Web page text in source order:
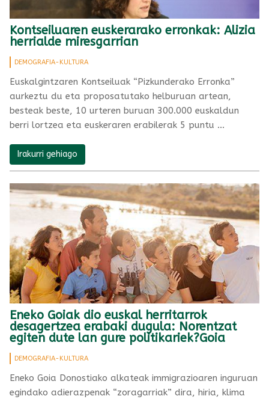
Kontseiluaren euskerarako erronkak: Alizia
herrialde miresgarrian
DEMOGRAFIA-KULTURA
Euskalgintzaren Kontseiluak “Pizkunderako Erronka”
aurkeztu du eta proposatutako helburuan artean,
besteak beste, 10 urteren buruan 300.000 euskaldun
berri lortzea eta euskeraren erabilerak 5 puntu …
Irakurri gehiago
Eneko Goiak dio euskal herritarrok
desagertzea erabaki dugula: Norentzat
egiten dute lan gure politikariek?Goia
DEMOGRAFIA-KULTURA
Eneko Goia Donostiako alkateak immigrazioaren inguruan
egindako adierazpenak “zoragarriak” dira, hiria, klima